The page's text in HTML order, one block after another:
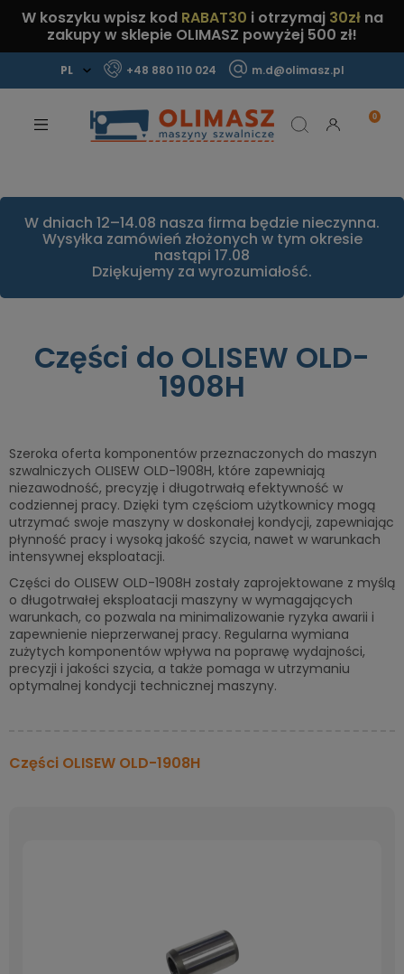
W koszyku wpisz kod RABAT30 i otrzymaj 30złna
zakupy w sklepie OLIMASZ powyżej 500 zł!
+48 880 110 024 m.d@olimasz.pl
Sprawdź!
W dniach 12–14.08 nasza firma będzie nieczynna.
Wysyłka zamówień złożonych w tym okresie
nastąpi 17.08
Dziękujemy za wyrozumiałość.
Części do OLISEW OLD-
1908H
Szeroka oferta komponentów przeznaczonych do maszyn
szwalniczych OLISEW OLD-1908H, które zapewniają
niezawodność, precyzję i długotrwałą efektywność w
codziennej pracy. Dzięki tym częściom użytkownicy mogą
utrzymać swoje maszyny w doskonałej kondycji, zapewniając
płynność pracy i wysoką jakość szycia, nawet w warunkach
intensywnej eksploatacji.
Części do OLISEW OLD-1908H zostały zaprojektowane z myślą
o długotrwałej eksploatacji maszyny w wymagających
warunkach, co pozwala na minimalizowanie ryzyka awarii i
zapewnienie nieprzerwanej pracy. Regularna wymiana
zużytych komponentów wpływa na poprawę wydajności,
precyzji i jakości szycia, a także pomaga w utrzymaniu
optymalnej kondycji technicznej maszyny.
Części OLISEW OLD-1908H